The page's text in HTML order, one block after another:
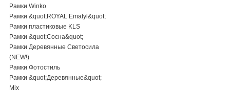
Рамки Winko
Рамки &quot;ROYAL Emafyl&quot;
Рамки пластиковые KLS
Рамки &quot;Сосна&quot;
Рамки Деревянные Светосила
(NEW!)
Рамки Фотостиль
Рамки &quot;Деревянные&quot;
Mix